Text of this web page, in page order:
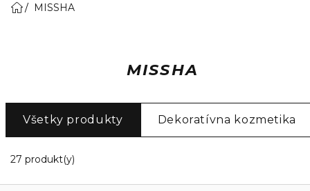
MISSHA
MISSHA
Všetky produkty Dekoratívna kozmetika
27 produkt(y)